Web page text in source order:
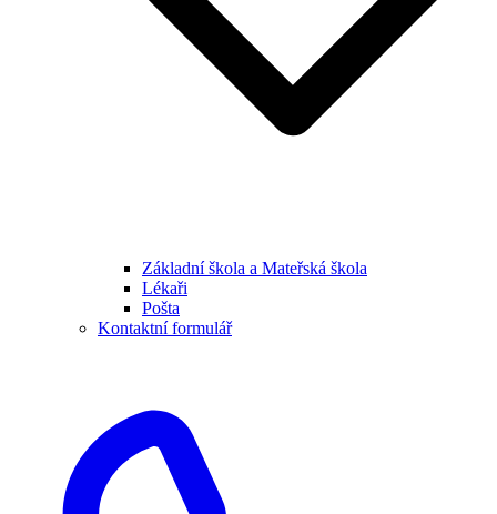
Základní škola a Mateřská škola
Lékaři
Pošta
Kontaktní formulář